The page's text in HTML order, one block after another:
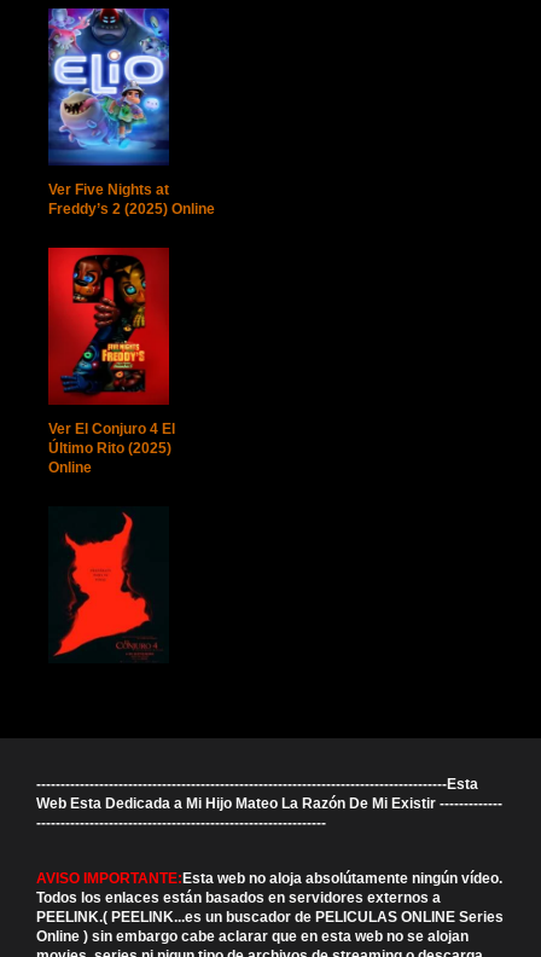
Ver Five Nights at
Freddy’s 2 (2025) Online
Ver El Conjuro 4 El
Último Rito (2025)
Online
-------------------------------------------------------------------------------------Esta
Web Esta Dedicada a Mi Hijo Mateo La Razón De Mi Existir -------------
------------------------------------------------------------
AVISO IMPORTANTE:Esta web no aloja absolútamente ningún vídeo.
Todos los enlaces están basados en servidores externos a
PEELINK.( PEELINK...es un buscador de PELICULAS ONLINE Series
Online ) sin embargo cabe aclarar que en esta web no se alojan